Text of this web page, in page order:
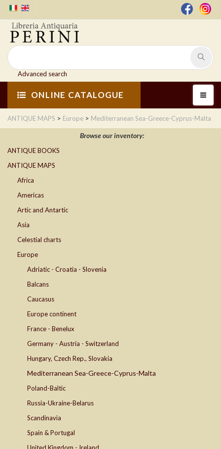
Advanced search
ONLINE CATALOGUE
ANTIQUE MAPS > Europe > Mediterranean Sea-Greece-Cyprus-Malta
Browse our inventory:
ANTIQUE BOOKS
ANTIQUE MAPS
Africa
Americas
Artic and Antartic
Asia
Celestial charts
Europe
Adriatic - Croatia - Slovenia
Balcans
Caucasus
Europe continent
France - Benelux
Germany - Austria - Switzerland
Hungary, Czech Rep., Slovakia
Mediterranean Sea-Greece-Cyprus-Malta
Poland-Baltic
Russia-Ukraine-Belarus
Scandinavia
Spain & Portugal